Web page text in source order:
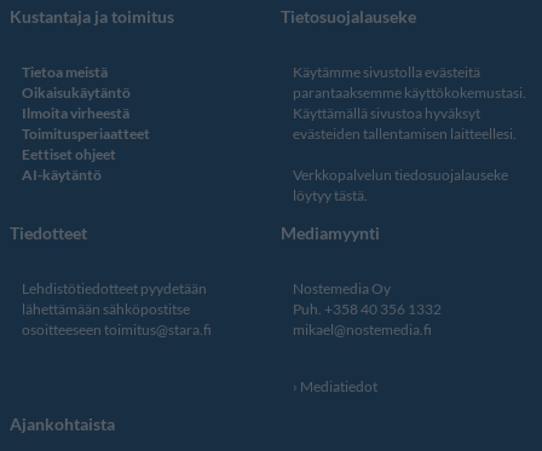
Kustantaja ja toimitus
Tietoa meistä
Oikaisukäytäntö
Ilmoita virheestä
Toimitusperiaatteet
Eettiset ohjeet
AI-käytäntö
Tietosuojalauseke
Käytämme sivustolla evästeitä
parantaaksemme käyttökokemustasi.
Käyttämällä sivustoa hyväksyt
evästeiden tallentamisen laitteellesi.
Verkkopalvelun tiedosuojalauseke
löytyy tästä
Tiedotteet
Lehdistötiedotteet pyydetään
lähettämään sähköpostitse
osoitteeseen toimitus@stara.fi
Mediamyynti
Nostemedia Oy
Puh. +358 40 356 1332
mikael@nostemedia.fi
Mediatiedot
Ajankohtaista